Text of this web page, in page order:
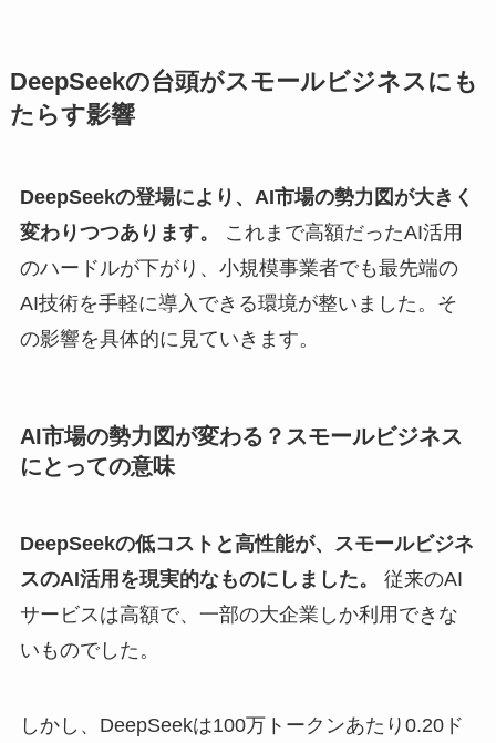
DeepSeekの台頭がスモールビジネスにも
たらす影響
DeepSeekの登場により、AI市場の勢力図が大きく
変わりつつあります。
これまで高額だったAI活用
のハードルが下がり、小規模事業者でも最先端の
AI技術を手軽に導入できる環境が整いました。そ
の影響を具体的に見ていきます。
AI市場の勢力図が変わる？スモールビジネス
にとっての意味
DeepSeekの低コストと高性能が、スモールビジネ
スのAI活用を現実的なものにしました。
従来のAI
サービスは高額で、一部の大企業しか利用できな
いものでした。
しかし、DeepSeekは100万トークンあたり0.20ド